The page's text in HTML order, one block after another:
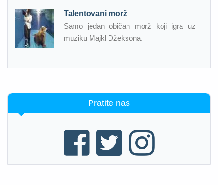
Talentovani morž
Samo jedan običan morž koji igra uz
muziku Majkl Džeksona.
Pratite nas